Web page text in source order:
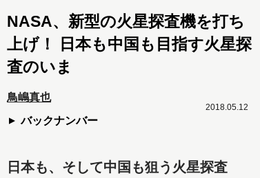
NASA、新型の火星探査機を打ち
上げ！ 日本も中国も目指す火星探
査のいま
鳥嶋真也
バックナンバー
2018.05.12
日本も、そして中国も狙う火星探査